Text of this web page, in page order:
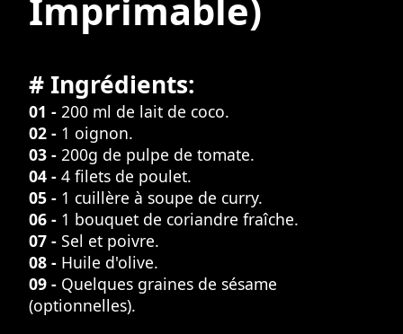
Imprimable)
# Ingrédients:
01 - 200 ml de lait de coco.
02 - 1 oignon.
03 - 200g de pulpe de tomate.
04 - 4 filets de poulet.
05 - 1 cuillère à soupe de curry.
06 - 1 bouquet de coriandre fraîche.
07 - Sel et poivre.
08 - Huile d'olive.
09 - Quelques graines de sésame
(optionnelles).